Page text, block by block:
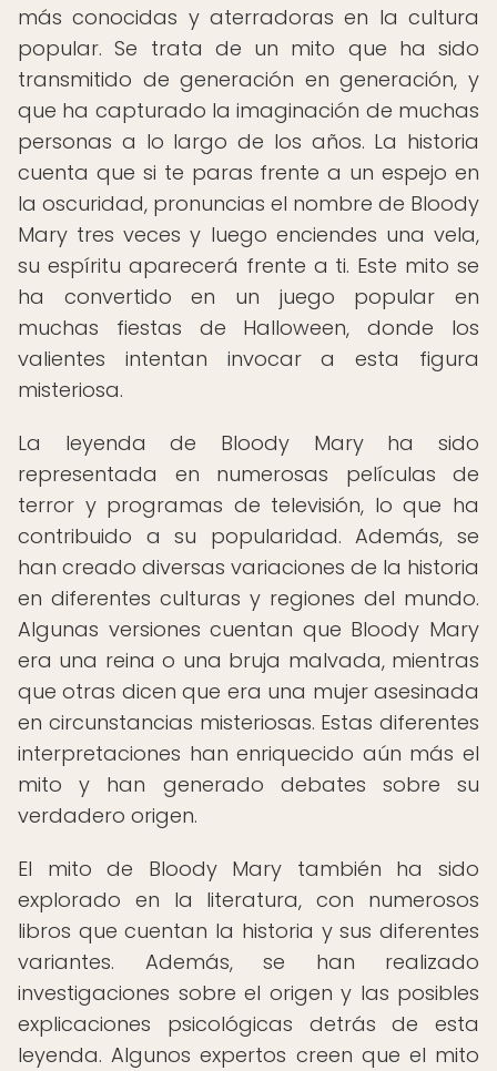
más conocidas y aterradoras en la cultura
popular. Se trata de un mito que ha sido
transmitido de generación en generación, y
que ha capturado la imaginación de muchas
personas a lo largo de los años. La historia
cuenta que si te paras frente a un espejo en
la oscuridad, pronuncias el nombre de Bloody
Mary tres veces y luego enciendes una vela,
su espíritu aparecerá frente a ti. Este mito se
ha convertido en un juego popular en
muchas fiestas de Halloween, donde los
valientes intentan invocar a esta figura
misteriosa.
La leyenda de Bloody Mary ha sido
representada en numerosas películas de
terror y programas de televisión, lo que ha
contribuido a su popularidad. Además, se
han creado diversas variaciones de la historia
en diferentes culturas y regiones del mundo.
Algunas versiones cuentan que Bloody Mary
era una reina o una bruja malvada, mientras
que otras dicen que era una mujer asesinada
en circunstancias misteriosas. Estas diferentes
interpretaciones han enriquecido aún más el
mito y han generado debates sobre su
verdadero origen.
El mito de Bloody Mary también ha sido
explorado en la literatura, con numerosos
libros que cuentan la historia y sus diferentes
variantes. Además, se han realizado
investigaciones sobre el origen y las posibles
explicaciones psicológicas detrás de esta
leyenda. Algunos expertos creen que el mito